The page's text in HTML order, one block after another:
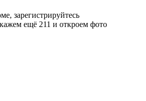
зарегистрируйтесь
ещё 211 и откроем фото